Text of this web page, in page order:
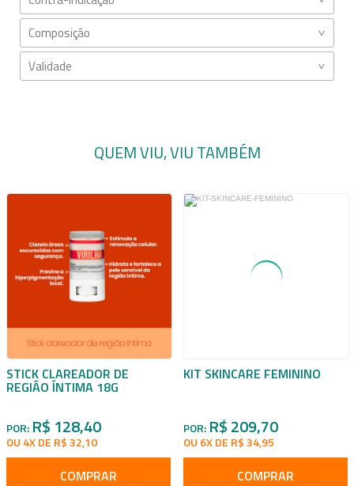
Composição
Validade
QUEM VIU, VIU TAMBÉM
STICK CLAREADOR DE
REGIÃO ÍNTIMA 18G
POR: R$ 128,40
OU 4X DE R$ 32,10
COMPRAR
KIT SKINCARE FEMININO
POR: R$ 209,70
OU 6X DE R$ 34,95
COMPRAR